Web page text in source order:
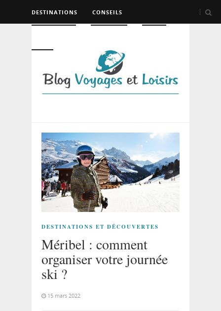
DESTINATIONS CONSEILS
DESTINATIONS ET DÉCOUVERTES
Méribel : comment
organiser votre journée
ski ?
15 mars 2022